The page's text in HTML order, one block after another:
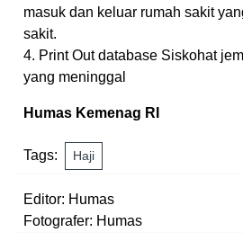
masuk dan keluar rumah sakit
sakit.
4. Print Out database Siskohat
yang meninggal
Humas Kemenag RI
Tags: Haji
Editor: Humas
Fotografer: Humas